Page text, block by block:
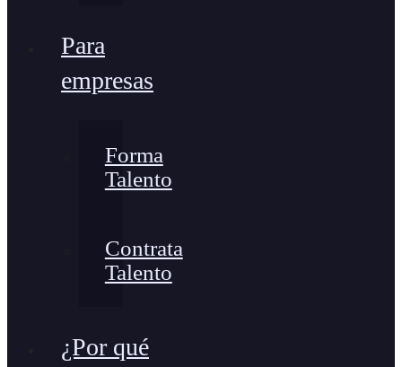
Para
empresas
Forma
Talento
Contrata
Talento
¿Por qué